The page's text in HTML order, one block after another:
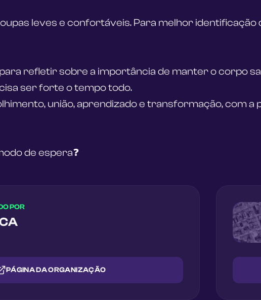
leves e confortáveis. Para melhor
refletir sobre a importância de manter o corpo
ser forte o tempo todo.
união, aprendizado e transformação, com a
de espera❓
POR
PÁGINA DA ORGANIZAÇÃO